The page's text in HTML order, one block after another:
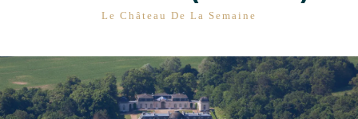
CATÉGORIES
Le Château De La Semaine